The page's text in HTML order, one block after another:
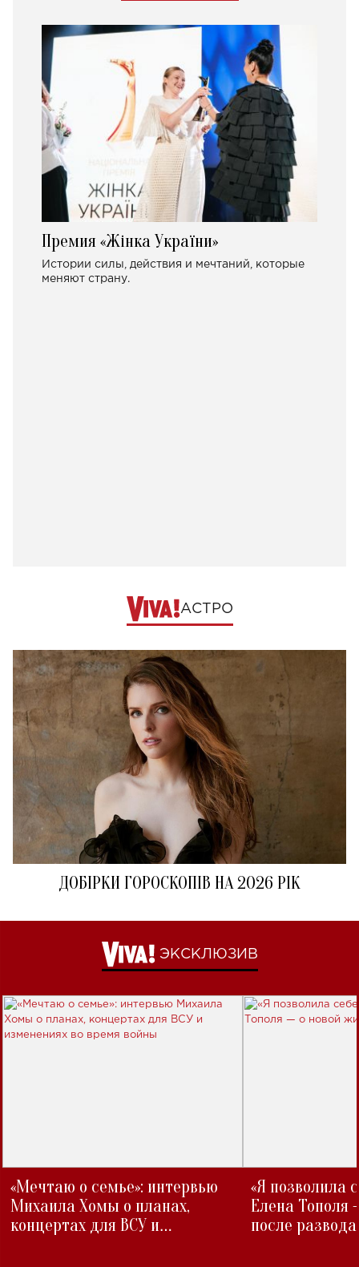
Премия «Жінка України»
Истории силы, действия и мечтаний, которые
меняют страну.
АСТРО
ДОБІРКИ ГОРОСКОПІВ НА 2026 РІК
ЭКСКЛЮЗИВ
«Мечтаю о семье»: интервью
Михаила Хомы о планах,
концертах для ВСУ и
«Я позволила
Елена Тополя
после развода